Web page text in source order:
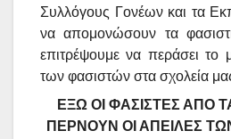
Συλλόγους Γονέων και τα
να απομονώσουν τα
επιτρέψουμε να περάσει το
των φασιστών στα σχολεία
ΕΞΩ ΟΙ ΦΑΣΙΣΤΕΣ ΑΠΟ
ΠΕΡΝΟΥΝ ΟΙ ΑΠΕΙΛΕΣ